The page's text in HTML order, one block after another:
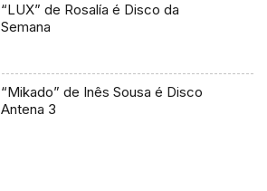
“LUX” de Rosalía é Disco da
Semana
“Mikado” de Inês Sousa é Disco
Antena 3